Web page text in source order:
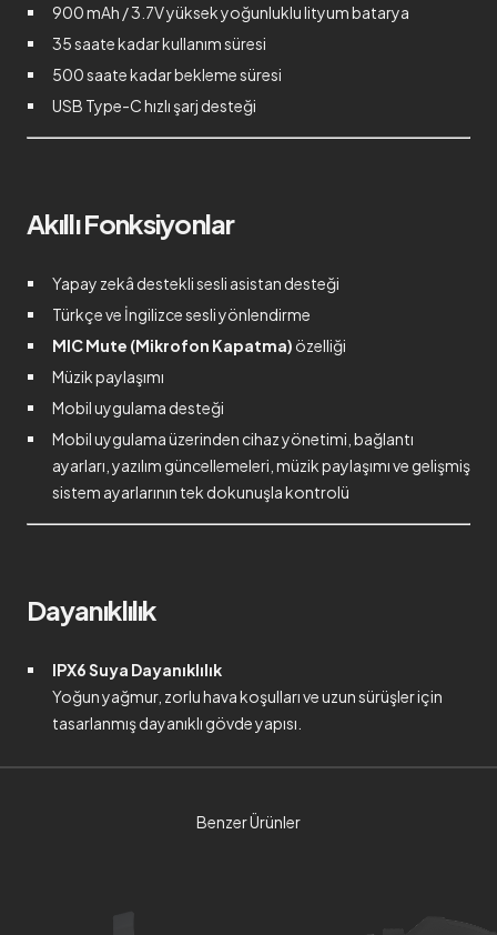
900 mAh / 3.7V yüksek yoğunluklu lityum batarya
35 saate kadar kullanım süresi
500 saate kadar bekleme süresi
USB Type-C hızlı şarj desteği
Akıllı Fonksiyonlar
Yapay zekâ destekli sesli asistan desteği
Türkçe ve İngilizce sesli yönlendirme
MIC Mute (Mikrofon Kapatma) özelliği
Müzik paylaşımı
Mobil uygulama desteği
Mobil uygulama üzerinden cihaz yönetimi, bağlantı
ayarları, yazılım güncellemeleri, müzik paylaşımı ve gelişmiş
sistem ayarlarının tek dokunuşla kontrolü
Dayanıklılık
IPX6 Suya Dayanıklılık
Yoğun yağmur, zorlu hava koşulları ve uzun sürüşler için
tasarlanmış dayanıklı gövde yapısı.
Benzer Ürünler